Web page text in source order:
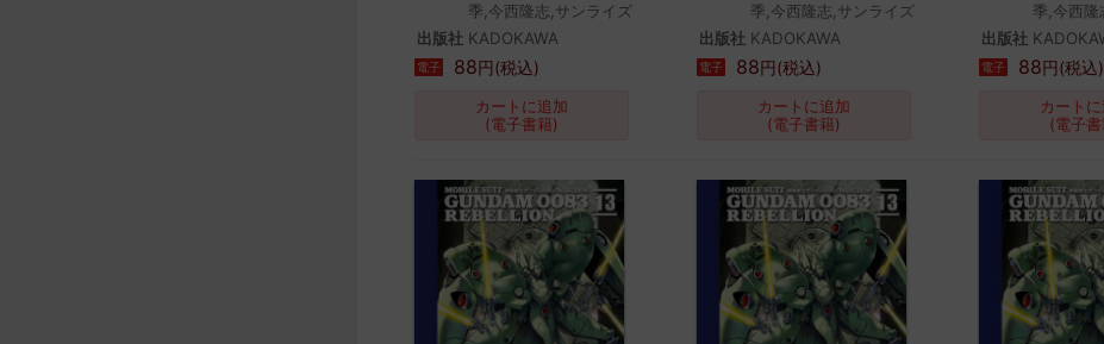
季,今西隆志,サンライズ
出版社 KADOKAWA
電子 88円(税込)
カートに追加
(電子書籍)
季,今西隆志,サンライズ
出版社 KADOKAWA
電子 88円(税込)
カートに追加
(電子書籍)
季,今西
出版社
電子 88円(税込)
カート
(電子書